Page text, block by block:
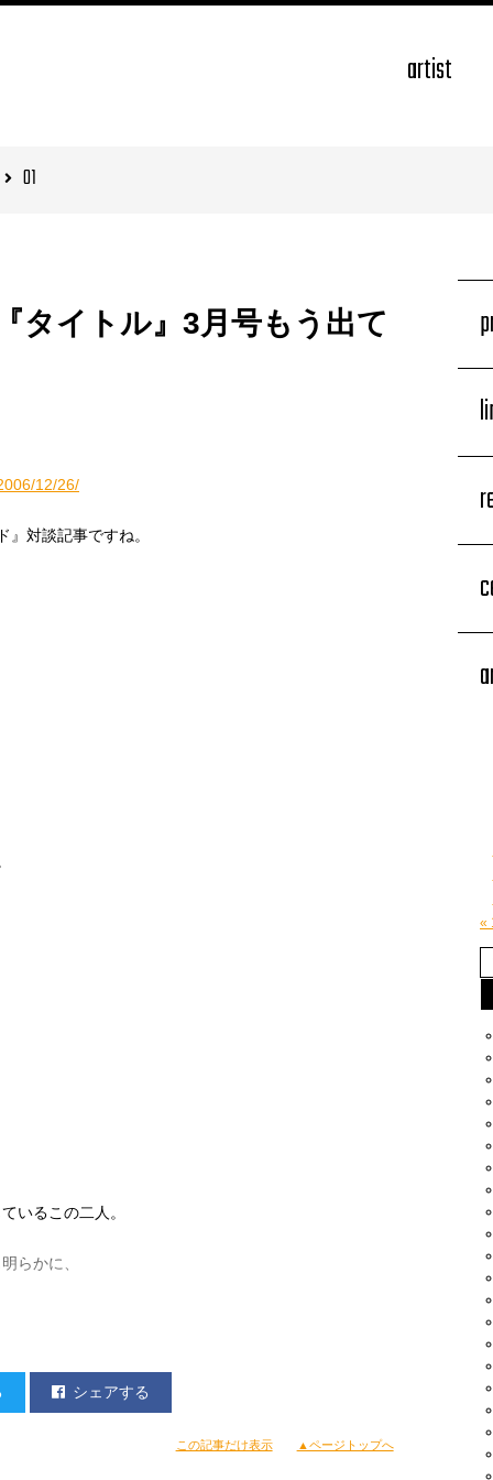
artist
01
タイトル』3月号もう出て
12/26/
対談記事ですね。
いるこの二人。
らかに、
シェアする
この記事だけ表示 ▲ページトップへ
«